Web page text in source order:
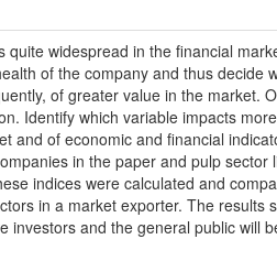
widespread in the financial
of the company and thus
of greater value in the market.
Identify which variable impacts
and of economic and financial
in the paper and pulp
indices were calculated and
in a market exporter. The
investors and the general public will